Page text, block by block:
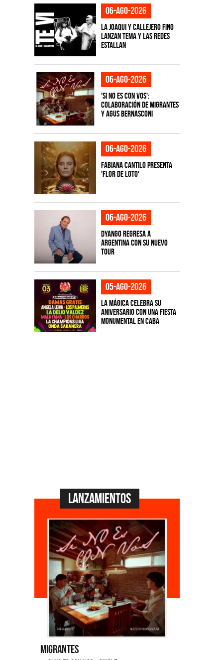
06-ago-2026
La Joaqui y Callejero Fino
lanzan tema y las redes
estallan
06-ago-2026
'Si No Es Con Vos':
colaboración de Migrantes
y Agus Bernasconi
06-ago-2026
Fabiana Cantilo presenta
'Flor de Loto'
06-ago-2026
Dyango regresa a
Argentina con su nuevo
tour
05-ago-2026
La Mágica celebra su
aniversario con una fiesta
monumental en CABA
Lanzamientos
Migrantes